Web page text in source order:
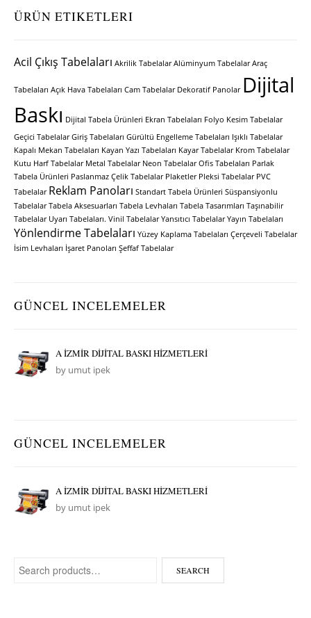
ÜRÜN ETIKETLERI
Acil Çıkış Tabelaları Akrilik Tabelalar Alüminyum Tabelalar Araç
Tabelaları Açık Hava Tabelaları Cam Tabelalar Dekoratif Panolar Dijital
Baskı Dijital Tabela Ürünleri Ekran Tabelaları Folyo Kesim Tabelalar
Geçici Tabelalar Giriş Tabelaları Gürültü Engelleme Tabelaları Işıklı Tabelalar
Kapalı Mekan Tabelaları Kayan Yazı Tabelaları Kayar Tabelalar Krom Tabelalar
Kutu Harf Tabelalar Metal Tabelalar Neon Tabelalar Ofis Tabelaları Parlak
Tabela Ürünleri Paslanmaz Çelik Tabelalar Plaketler Pleksi Tabelalar PVC
Tabelalar Reklam Panoları Standart Tabela Ürünleri Süspansiyonlu
Tabelalar Tabela Aksesuarları Tabela Levhaları Tabela Tasarımları Taşınabilir
Tabelalar Uyarı Tabelaları. Vinil Tabelalar Yansıtıcı Tabelalar Yayın Tabelaları
Yönlendirme Tabelaları Yüzey Kaplama Tabelaları Çerçeveli Tabelalar
İsim Levhaları İşaret Panoları Şeffaf Tabelalar
GÜNCEL INCELEMELER
A İZMİR DİJİTAL BASKI HİZMETLERİ
by umut ipek
GÜNCEL INCELEMELER
A İZMİR DİJİTAL BASKI HİZMETLERİ
by umut ipek
Search for: SEARCH